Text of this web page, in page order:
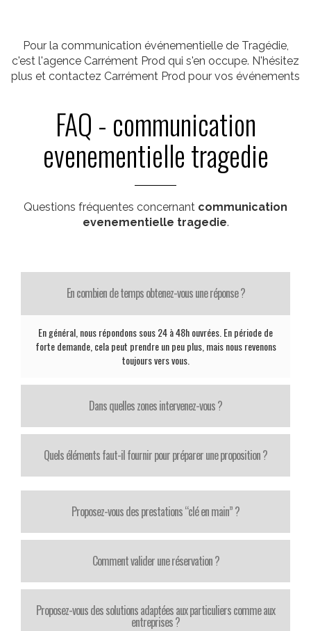
Pour la communication événementielle de Tragédie,
c'est l'agence Carrément Prod qui s'en occupe. N'hésitez
plus et contactez Carrément Prod pour vos événements
FAQ - communication
evenementielle tragedie
Questions fréquentes concernant communication
evenementielle tragedie.
En combien de temps obtenez-vous une réponse ?
En général, nous répondons sous 24 à 48h ouvrées. En période de
forte demande, cela peut prendre un peu plus, mais nous revenons
toujours vers vous.
Dans quelles zones intervenez-vous ?
Quels éléments faut-il fournir pour préparer une proposition ?
Proposez-vous des prestations “clé en main” ?
Comment valider une réservation ?
Proposez-vous des solutions adaptées aux particuliers comme aux
entreprises ?